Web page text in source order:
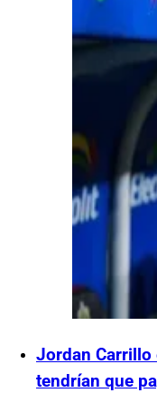
Jordan Carrillo
tendrían que